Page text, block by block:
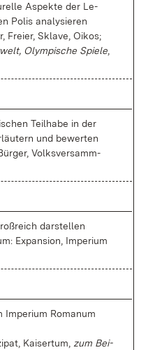
As­pek­te der Le­
Po­lis ana­ly­sie­ren
Frei­er, Skla­ve, Oi­kos;
Olym­pi­sche Spie­le
Teil­ha­be in der
und be­wer­ten
Volks­ver­samm­
dar­stel­len
Ex­pan­si­on, Im­pe­ri­um
Ro­ma­num
Kai­ser­tum, zum Bei­